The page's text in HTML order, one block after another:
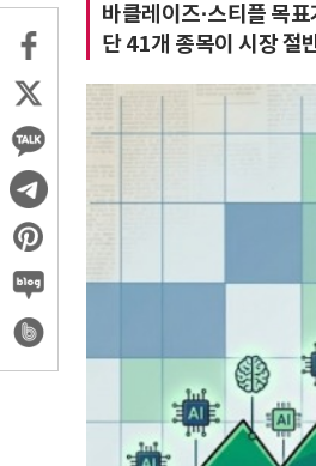
바클레이즈·스티플 목
단 41개 종목이 시장 절